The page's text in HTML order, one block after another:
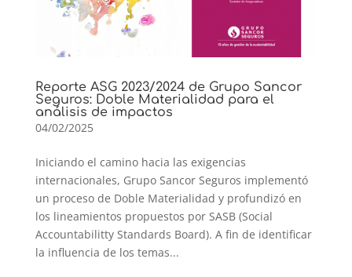
Reporte ASG 2023/2024 de Grupo Sancor
Seguros: Doble Materialidad para el
análisis de impactos
04/02/2025
Iniciando el camino hacia las exigencias
internacionales, Grupo Sancor Seguros implementó
un proceso de Doble Materialidad y profundizó en
los lineamientos propuestos por SASB (Social
Accountabilitty Standards Board). A fin de identificar
la influencia de los temas...